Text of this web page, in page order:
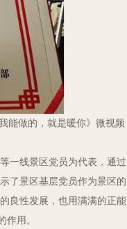
能做的，就是暖你》微视频
一线景区党员为代表，通过
了景区基层党员作为景区的
良性发展，也用满满的正能
作用。